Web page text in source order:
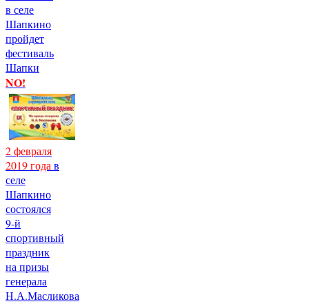
в селе
Шапкино
пройдет
фестиваль
Шапки
NO!
2 февраля
2019 года в
селе
Шапкино
состоялся
9-й
спортивный
праздник
на призы
генерала
Н.А.Масликова